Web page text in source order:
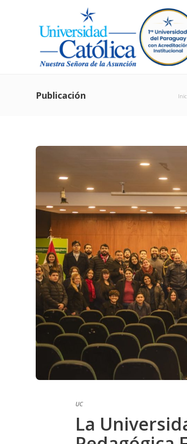
Publicación
UC
La